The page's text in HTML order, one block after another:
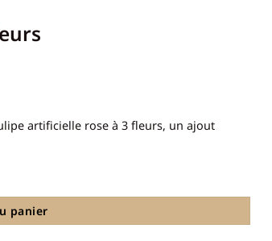
panier
artificielle rose à 3 fleurs, un ajout